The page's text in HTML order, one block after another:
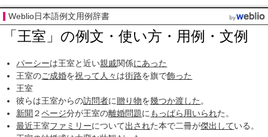
Weblio日本語例文用例辞書
「王室」の例文・使い方・用例・文例
パーシーは王室と近い親戚関係にあった
王室のご成婚を祝って 人々 は街路を旗で飾った
王室
彼らは王室からの訪問者に贈り物を幾つか渡した 。
新聞 ２ページ分が王室の離婚問題に もっぱら 用いられた。
最近王室ファミリーについて出された本で二冊が傑出している。